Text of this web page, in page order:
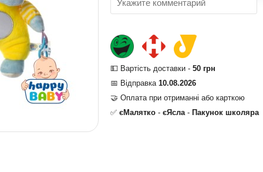
💵 Вартість доставки - 50 грн
📅 Відправка 10.08.2026
🤝 Оплата при отриманні або карткою
✅ єМалятко - єЯсла- Пакунок школяра